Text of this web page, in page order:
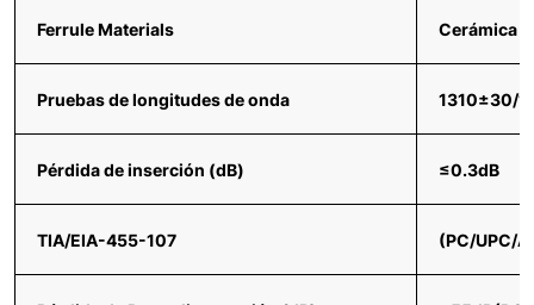
Ferrule Materials Cerámica
Pruebas de longitudes de onda 1310±30/
Pérdida de inserción (dB) ≤0.3dB
TIA/EIA-455-107 (PC/UPC/